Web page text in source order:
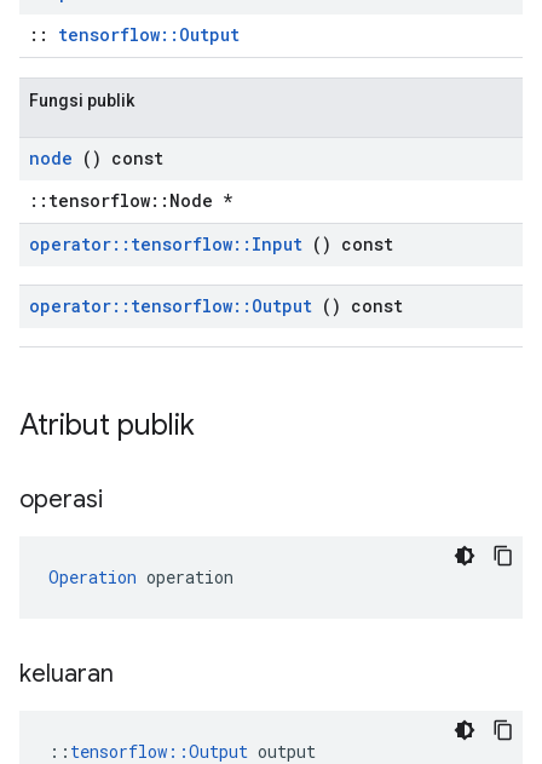
:: tensorflow::Output
Fungsi publik
node () const
::tensorflow::Node *
operator:: tensorflow:: Input () const
operator:: tensorflow:: Output () const
Atribut publik
operasi
Operation operation
keluaran
:: tensorflow::Output output